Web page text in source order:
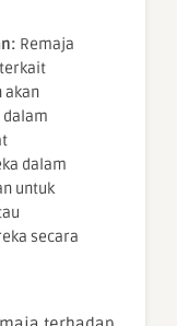
Remaja
akan
dalam
dalam
untuk
secara